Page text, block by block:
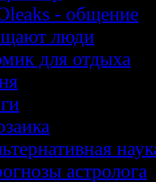
- общение
люди
для отдыха
астролога